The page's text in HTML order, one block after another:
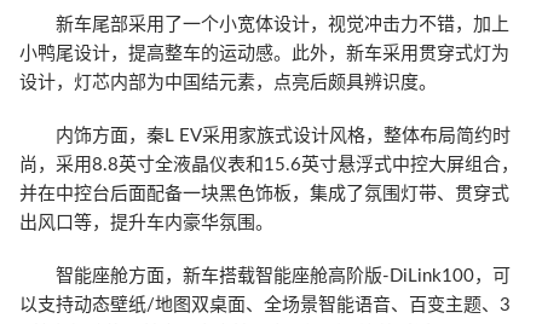
新车尾部采用了一个小宽体设计，视觉冲击力不错，加上
小鸭尾设计，提高整车的运动感。此外，新车采用贯穿式灯为
设计，灯芯内部为中国结元素，点亮后颇具辨识度。
内饰方面，秦L EV采用家族式设计风格，整体布局简约时
尚，采用8.8英寸全液晶仪表和15.6英寸悬浮式中控大屏组合，
并在中控台后面配备一块黑色饰板，集成了氛围灯带、贯穿式
出风口等，提升车内豪华氛围。
智能座舱方面，新车搭载智能座舱高阶版-DiLink100，可
以支持动态壁纸/地图双桌面、全场景智能语音、百变主题、3